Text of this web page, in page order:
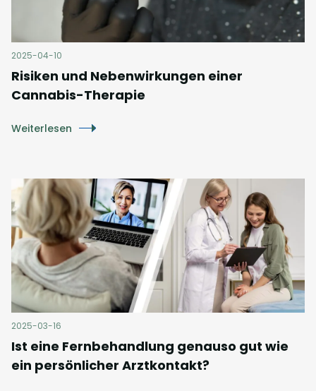
2025-04-10
Risiken und Nebenwirkungen einer
Cannabis-Therapie
Weiterlesen
2025-03-16
Ist eine Fernbehandlung genauso gut wie
ein persönlicher Arztkontakt?